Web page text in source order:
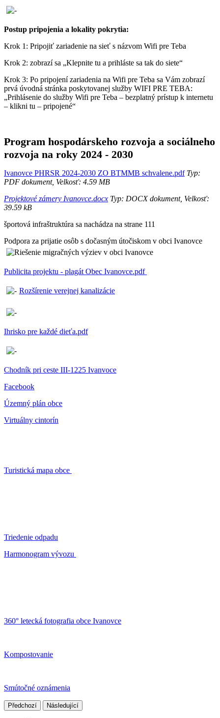
Postup pripojenia a lokality pokrytia:
Krok 1: Pripojiť zariadenie na sieť s názvom Wifi pre Teba
Krok 2: zobrazí sa „Klepnite tu a prihláste sa tak do siete“
Krok 3: Po pripojení zariadenia na Wifi pre Teba sa Vám zobrazí
prvá úvodná stránka poskytovanej služby WIFI PRE TEBA:
„Prihlásenie do služby Wifi pre Teba – bezplatný prístup k internetu
– klikni tu – pripojené“
Program hospodárskeho rozvoja a sociálneho
rozvoja na roky 2024 - 2030
Ivanovce PHRSR 2024-2030 ZO BTMMB schvalene.pdfTyp:
PDF dokument, Velkosť: 4.59 MB
Projektové zámery Ivanovce.docx Typ: DOCX dokument, Velkosť:
39.59 kB
športová infraštruktúra sa nachádza na strane 111
Podpora za prijatie osôb s dočasným útočiskom v obci Ivanovce
Publicita projektu - plagát Obec Ivanovce.pdf
Rozšírenie verejnej kanalizácie
Ihrisko pre každé dieťa.pdf
Chodník pri ceste III-1225 Ivanvoce
Facebook
Územný plán obce
Virtuálny cintorín
Turistická mapa obce
Triedenie odpadu
Harmonogram vývozu
360° letecká fotografia obce Ivanovce
Kompostovanie
Smútočné oznámenia
Předchozí Následující